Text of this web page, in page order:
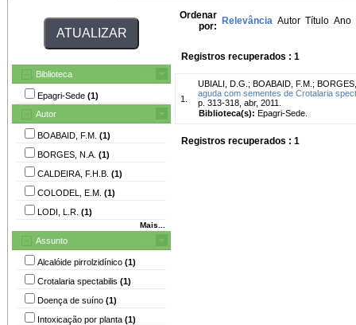
Biblioteca
Epagri-Sede (1)
Autor
BOABAID, F.M. (1)
BORGES, N.A. (1)
CALDEIRA, F.H.B. (1)
COLODEL, E.M. (1)
LODI, L.R. (1)
Mais...
Assunto
Alcalóide pirrolzidínico (1)
Crotalaria spectabilis (1)
Doença de suíno (1)
Intoxicação por planta (1)
Ordenar
por: Relevância Autor Título Ano
Registros recuperados : 1
1.
UBIALI, D.G. ; BOABAID, F.M. ;
aguda com sementes de Crotalaria
p. 313-318, abr, 2011.
Biblioteca(s): Epagri-Sede.
Registros recuperados : 1